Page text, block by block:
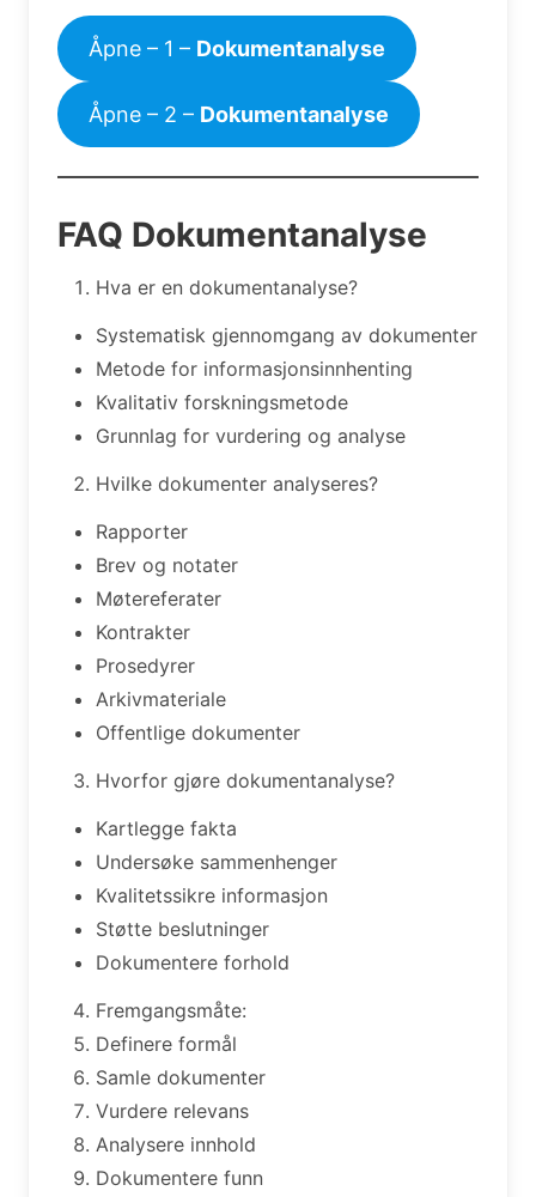
Åpne – 1 – Dokumentanalyse
Åpne – 2 – Dokumentanalyse
FAQ Dokumentanalyse
Hva er en dokumentanalyse?
Systematisk gjennomgang av dokumenter
Metode for informasjonsinnhenting
Kvalitativ forskningsmetode
Grunnlag for vurdering og analyse
Hvilke dokumenter analyseres?
Rapporter
Brev og notater
Møtereferater
Kontrakter
Prosedyrer
Arkivmateriale
Offentlige dokumenter
Hvorfor gjøre dokumentanalyse?
Kartlegge fakta
Undersøke sammenhenger
Kvalitetssikre informasjon
Støtte beslutninger
Dokumentere forhold
Fremgangsmåte:
Definere formål
Samle dokumenter
Vurdere relevans
Analysere innhold
Dokumentere funn